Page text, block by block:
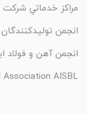
مراکز خدماتي شرکت
انجمن تولیدکنندگان
انجمن آهن و فولاد
Association AISBL